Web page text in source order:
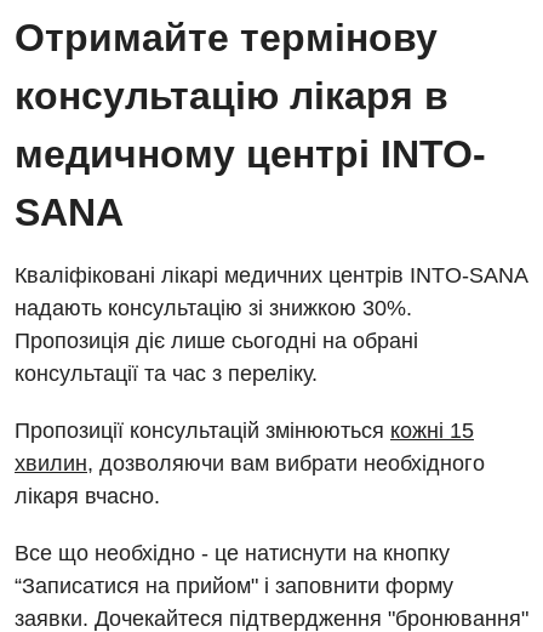
Енциклопедія
Програма лояльності
Діагностичне відділення
Ендоскопічне відділення
Інструментальна діагностика
Мамографія
Нейросонографія
Рентгенографія
УЗД
Для дорослих
Акушерство і гінекологія
Алергологія, імунологія
Відділ госпіталізації
Відділення невідкладних станів
Відділення інтенсивної терапії
Гінекологічне відділення
Денний стаціонар
Діагностичне відділення
Ендоскопічне відділення
Офтальмологічне відділення
Педіатричне відділення
Терапевтичне відділення
Травматологічне відділення
Декларування
Лікування гострого інфаркту
Національний скринінг здоров’я 40+
Російська
Отримайте термінову
консультацію лікаря в
медичному центрі INTO-
SANA
Кваліфіковані лікарі медичних центрів INTO-SANA
надають консультацію зі знижкою 30%.
Пропозиція діє лише сьогодні на обрані
консультації та час з переліку.
Пропозиції консультацій змінюються кожні 15
хвилин, дозволяючи вам вибрати необхідного
лікаря вчасно.
Все що необхідно - це натиснути на кнопку
“Записатися на прийом" і заповнити форму
заявки. Дочекайтеся підтвердження "бронювання"